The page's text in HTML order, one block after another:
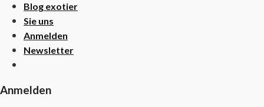
Blog exotier
Sie uns
Anmelden
Newsletter
Anmelden